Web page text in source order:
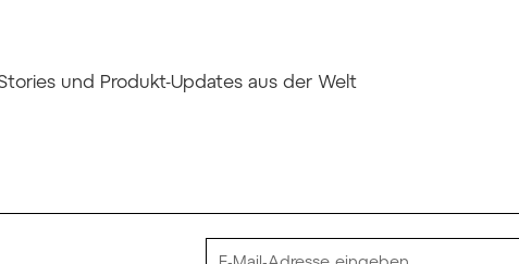
und Produkt-Updates aus der Welt